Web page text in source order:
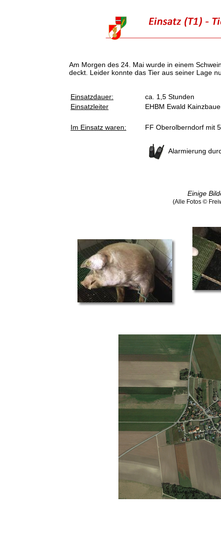
Am Morgen des 24. Mai wurde in einem
deckt. Leider konnte das Tier aus seiner Lage
Einsatzdauer:
ca. 1,5 Stunden
Einsatzleiter
EHBM Ewald
Im Einsatz waren: FF Oberolberndorf mit
Alarmierung
Einige
(Alle Fotos ©